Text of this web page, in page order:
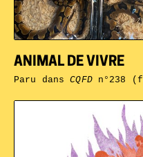
ANIMAL DE VIVRE
Paru dansCQFDn°238